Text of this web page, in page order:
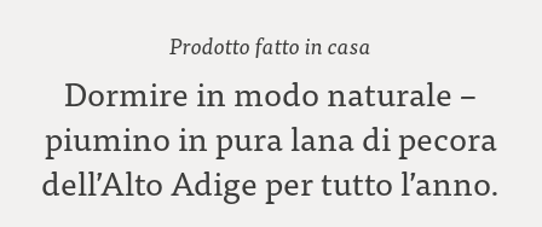
Prodotto fatto in casa
Dormire in modo naturale –
piumino in pura lana di pecora
dell’Alto Adige per tutto l’anno.